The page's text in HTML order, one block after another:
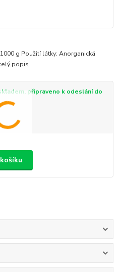
g Použití látky: Anorganická
popis
připraveno k odeslání do